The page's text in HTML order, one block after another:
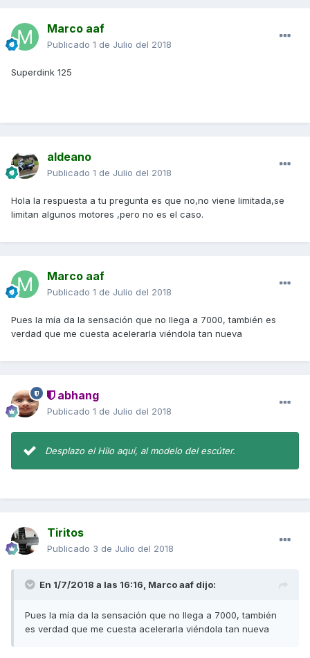
Marco aaf
Publicado 1 de Julio del 2018
Superdink 125
aldeano
Publicado 1 de Julio del 2018
Hola la respuesta a tu pregunta es que no,no viene limitada,se
limitan algunos motores ,pero no es el caso.
Marco aaf
Publicado 1 de Julio del 2018
Pues la mía da la sensación que no llega a 7000, también es
verdad que me cuesta acelerarla viéndola tan nueva
abhang
Publicado 1 de Julio del 2018
Desplazo el Hilo aquí, al modelo del escúter.
Tiritos
Publicado 3 de Julio del 2018
En 1/7/2018 a las 16:16, Marco aaf dijo:
Pues la mía da la sensación que no llega a 7000, también
es verdad que me cuesta acelerarla viéndola tan nueva